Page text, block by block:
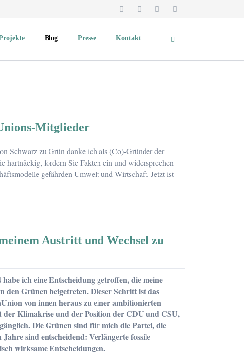
Städte
Blog Presse
Vorträge & Präsentationen
About Clevere Städte
Kontakt
Mitglieder
Schwarz zu Grün danke ich als (Co)-Gründer der
fordern Sie Fakten ein und widersprechen
gefährden Umwelt und Wirtschaft. Jetzt ist
Austritt und Wechsel zu
ich eine Entscheidung getroffen, die meine
Grünen beigetreten. Dieser Schritt ist das
von innen heraus zu einer ambitionierten
der Klimakrise und der Position der CDU und CSU,
Die Grünen sind für mich die Partei, die
sind entscheidend: Verlängerte fossile
wirksame Entscheidungen.